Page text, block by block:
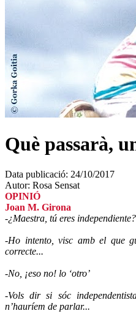
Què passarà,
Data publicació: 24/10/2017
Autor: Rosa Sensat
OPINIÓ
Joan M. Girona
-¿Maestra, tú eres independiente?
-Ho intento, visc amb el que
correcte...
-No, ¡eso no! lo ‘otro’
-Vols dir si sóc
n’hauríem de parlar...